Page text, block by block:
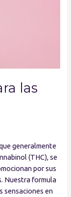
las
generalmente
(THC), se
por sus
Nuestra formula
sensaciones en